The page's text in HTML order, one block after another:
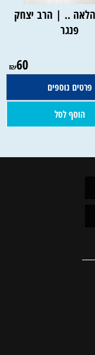
.. | הרב יצחק
פנגר
₪60
פרטים נוספים
הוסף לסל